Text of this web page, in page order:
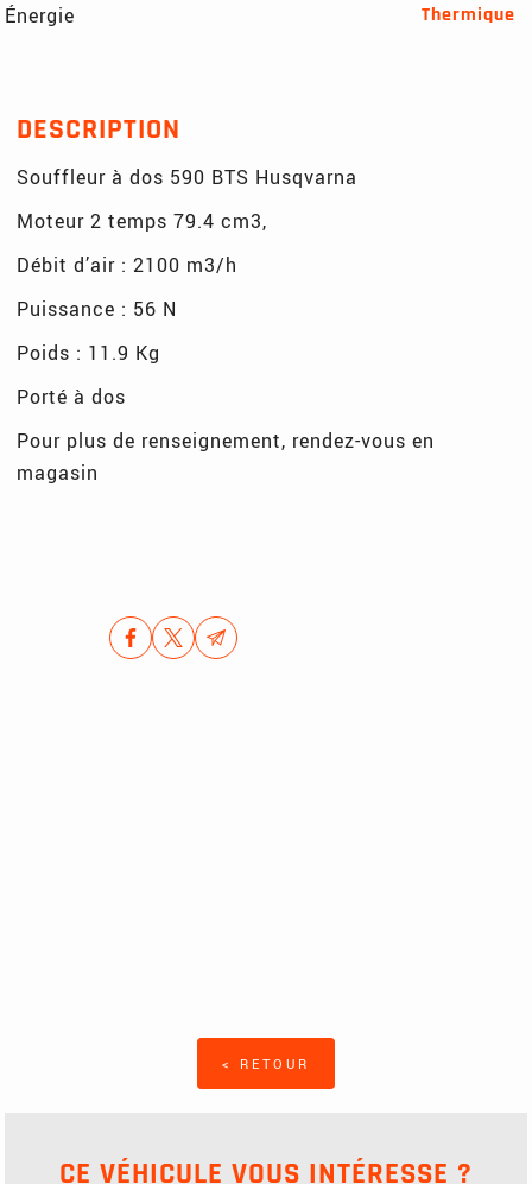
Énergie
Thermique
DESCRIPTION
Souffleur à dos 590 BTS Husqvarna
Moteur 2 temps 79.4 cm3,
Débit d’air : 2100 m3/h
Puissance : 56 N
Poids : 11.9 Kg
Porté à dos
Pour plus de renseignement, rendez-vous en
magasin
< RETOUR
CE VÉHICULE VOUS INTÉRESSE ?